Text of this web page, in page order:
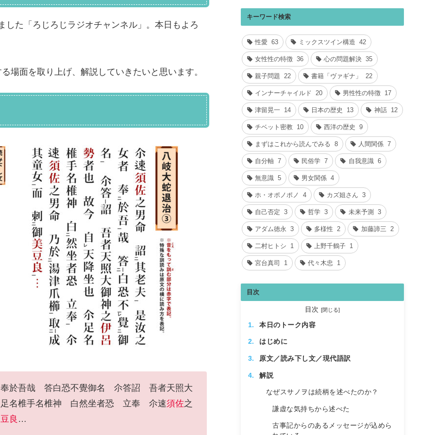
た「ろじろじラジオチャンネル」。本日もよろ
場面を取り上げ、解説していきたいと思います。
於吾哉 答白恐不覺御名 尒答詔 吾者天照大
名椎手名椎神 白然坐者恐 立奉 尒速須佐之
良 …
キーワード検索
性愛 63 ミックスツイン構造 42
女性性の特徴 36 心の問題解決 35
親子問題 22 書籍「ヴァギナ」 22
インナーチャイルド 20 男性性の特徴 17
津留晃一 14 日本の歴史 13 神話 12
チベット密教 10 西洋の歴史 9
まずはこれから読んでみる 8 人間関係 7
自分軸 7 民俗学 7 自我意識 6
無意識 5 男女関係 4
ホ・オポノポノ 4 カズ姐さん 3
自己否定 3 哲学 3 未来予測 3
アダム徳永 3 多様性 2 加藤諦三 2
二村ヒトシ 1 上野千鶴子 1
宮台真司 1 代々木忠 1
目次
目次
本日のトーク内容
はじめに
原文／読み下し文／現代語訳
解説
なぜスサノヲは続柄を述べたのか？
謙虚な気持ちから述べた
古事記からのあるメッセージが込めら